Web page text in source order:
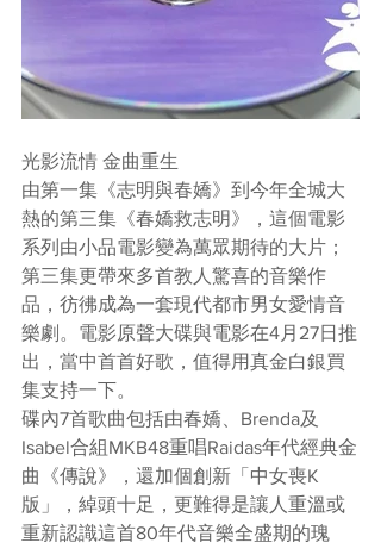
光影流情 金曲重生
由第一集《志明與春嬌》到今年全城大
熱的第三集《春嬌救志明》，這個電影
系列由小品電影變為萬眾期待的大片；
第三集更帶來多首教人驚喜的音樂作
品，彷彿成為一套現代都市男女愛情音
樂劇。電影原聲大碟與電影在4月27日推
出，當中首首好歌，值得用真金白銀買
集支持一下。
碟內7首歌曲包括由春嬌、Brenda及
Isabel合組MKB48重唱Raidas年代經典金
曲《傳說》，還加個創新「中女喪K
版」，綽頭十足，更難得是讓人重溫或
重新認識這首80年代音樂全盛期的瑰